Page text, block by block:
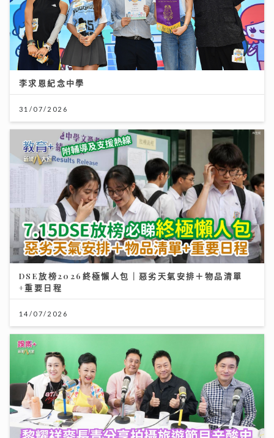
李求恩紀念中學
31/07/2026
DSE放榜2026終極懶人包｜惡劣天氣安排＋物品清單
+重要日程
14/07/2026